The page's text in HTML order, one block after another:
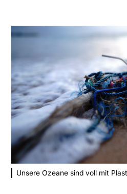
Unsere Ozeane sind voll mit